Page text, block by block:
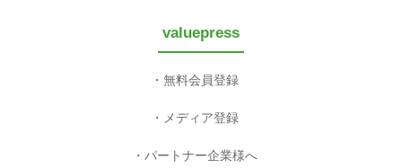
valuepress
無料会員登録
メディア登録
パートナー企業様へ